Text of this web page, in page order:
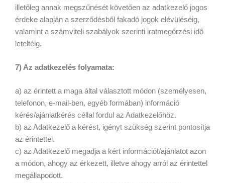
illetőleg annak megszűnését követően az adatkezelő jogos
érdeke alapján a szerződésből fakadó jogok elévüléséig,
valamint a számviteli szabályok szerinti iratmegőrzési idő
leteltéig.
7) Az adatkezelés folyamata:
a) az érintett a maga által választott módon (személyesen,
telefonon, e-mail-ben, egyéb formában) információ
kérés/ajánlatkérés céllal fordul az Adatkezelőhöz.
b) az Adatkezelő a kérést, igényt szükség szerint pontosítja
az érintettel.
c) az Adatkezelő megadja a kért információt/ajánlatot azon
a módon, ahogy az érkezett, illetve ahogy arról az érintettel
megállapodott.